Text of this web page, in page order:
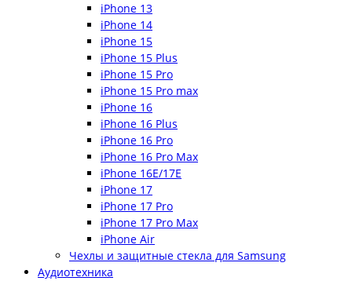
iPhone 13
iPhone 14
iPhone 15
iPhone 15 Plus
iPhone 15 Pro
iPhone 15 Pro max
iPhone 16
iPhone 16 Plus
iPhone 16 Pro
iPhone 16 Pro Max
iPhone 16E/17E
iPhone 17
iPhone 17 Pro
iPhone 17 Pro Max
iPhone Air
Чехлы и защитные стекла для Samsung
Аудиотехника